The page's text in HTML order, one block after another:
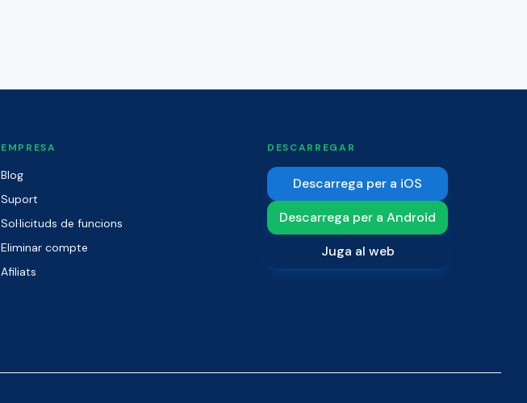
EMPRESA
Blog
Suport
Sol·licituds de funcions
Eliminar compte
Afiliats
DESCARREGAR
Descarrega per a iOS
Descarrega per a Android
Juga al web